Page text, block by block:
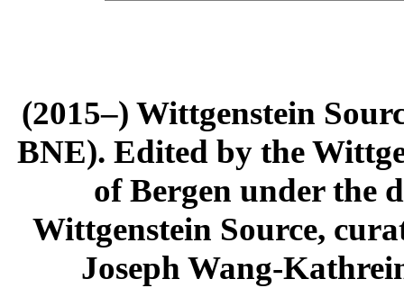
(2015–) Wittgenstein
BNE). Edited by the
of Bergen under the
Wittgenstein Source,
Joseph Wang-